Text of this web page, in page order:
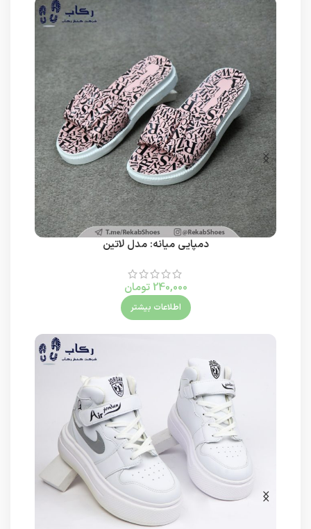
دمپایی میانه: مدل لاتین
240,000 تومان
اطلاعات بیشتر